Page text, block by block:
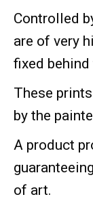
Controlled
are of very
fixed
These
by the
A product
of art.